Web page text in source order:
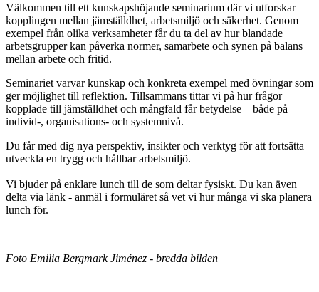
Välkommen till ett kunskapshöjande seminarium där vi utforskar
kopplingen mellan jämställdhet, arbetsmiljö och säkerhet. Genom
exempel från olika verksamheter får du ta del av hur blandade
arbetsgrupper kan påverka normer, samarbete och synen på balans
mellan arbete och fritid.
Seminariet varvar kunskap och konkreta exempel med övningar som
ger möjlighet till reflektion. Tillsammans tittar vi på hur frågor
kopplade till jämställdhet och mångfald får betydelse – både på
individ-, organisations- och systemnivå.
Du får med dig nya perspektiv, insikter och verktyg för att fortsätta
utveckla en trygg och hållbar arbetsmiljö.
Vi bjuder på enklare lunch till de som deltar fysiskt. Du kan även
delta via länk - anmäl i formuläret så vet vi hur många vi ska planera
lunch för.
Foto Emilia Bergmark Jiménez - bredda bilden